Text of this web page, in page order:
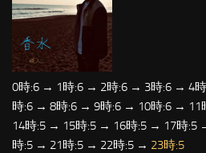
0時:6 → 1時:6 → 2時:6 → 3時:6 → 4
時:6 → 8時:6 → 9時:6 → 10時:6 →
14時:5 → 15時:5 → 16時:5 → 17時:5
時:5 → 21時:5 → 22時:5 → 23時:5